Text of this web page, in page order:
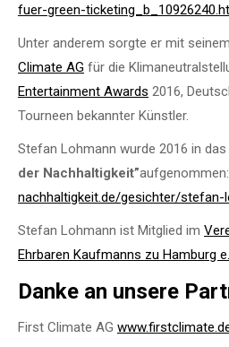
fuer-green-
Unter anderem sorgte er mit
Climate AG für die
Entertainment Awards 2016,
Tourneen bekannter Künstler.
Stefan Lohmann wurde 2016 in
der Nachhaltigkeit”aufgenommen:
nachhaltigkeit.de/gesichter/stefan-
Stefan Lohmann ist Mitglied im
Ehrbaren Kaufmanns zu Hamburg
Danke an unsere
First Climate AG